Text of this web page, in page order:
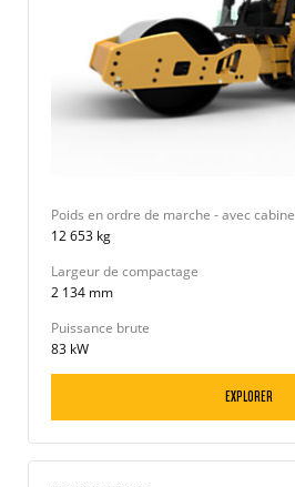
Poids en ordre de marche - avec cabine
12 653 kg
Largeur de compactage
2 134 mm
Puissance brute
83 kW
EXPLORER